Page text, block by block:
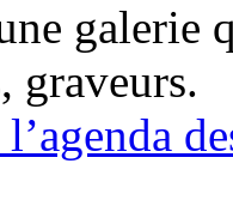
galerie
graveurs.